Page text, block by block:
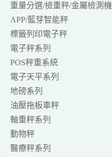
重量分選/檢重秤/金屬檢測機
APP/藍芽智能秤
標籤列印電子秤
電子秤系列
POS秤重系統
電子天平系列
地磅系列
油壓拖板車秤
軸重秤系列
動物秤
醫療秤系列